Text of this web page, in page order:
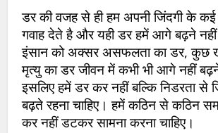
डर की वजह से ही हम अपनी जिंदगी के
गवाह देते है और यही डर हमें आगे बढ़ने
इंसान को अक्सर असफलता का डर, कुछ
मृत्यु का डर जीवन में कभी भी आगे नहीं
इसलिए हमें डर कर नहीं बल्कि निडरता से
बढ़ते रहना चाहिए। हमें कठिन से कठिन
कर नहीं डटकर सामना करना चाहिए।